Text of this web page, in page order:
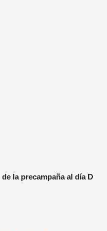
la precampaña al día D